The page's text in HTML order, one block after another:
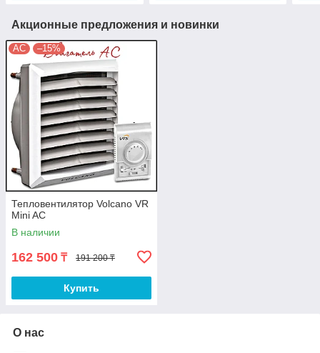
Акционные предложения и новинки
AC –15%
Тепловентилятор Volcano VR
Mini AC
В наличии
162 500 ₸ 191 200 ₸
Купить
О нас